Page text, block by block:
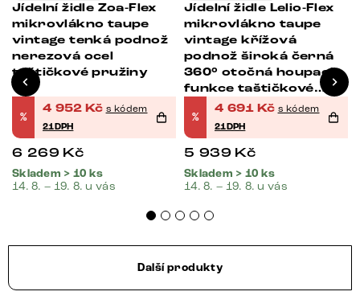
Jídelní židle Zoa-Flex
mikrovlákno taupe
vintage tenká podnož
nerezová ocel
taštičkové pružiny
%
4 952 Kč s kódem
21DPH
6 269 Kč
Skladem > 10 ks
14. 8. – 19. 8. u vás
Jídelní židle Lelio-Flex
mikrovlákno taupe
vintage křížová
podnož široká černá
360° otočná houpací
funkce taštičkové
pružiny
%
4 691 Kč s kódem
21DPH
5 939 Kč
Skladem > 10 ks
14. 8. – 19. 8. u vás
Další produkty